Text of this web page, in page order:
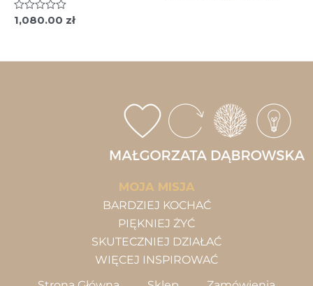
Oceniono
1,080.00 zł
MOJA MISJA
BARDZIEJ KOCHAĆ
PIĘKNIEJ ŻYĆ
SKUTECZNIEJ DZIAŁAĆ
WIĘCEJ INSPIROWAĆ